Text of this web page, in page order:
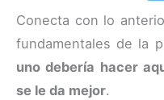
Conecta con lo
fundamentales de la
uno debería hacer
se le da mejor.